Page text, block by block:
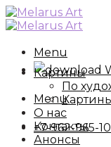
Skip
to
Menu
Menu
+7-962-965-
Картины
По
О нас
Контакты
Анонсы